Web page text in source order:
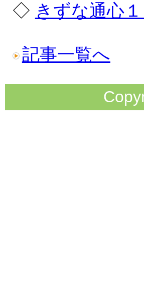
◇ きずな通心
記事一覧へ